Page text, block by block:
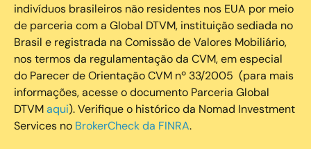
indivíduos brasileiros não residentes nos EUA por meio
de parceria com a Global DTVM, instituição sediada no
Brasil e registrada na Comissão de Valores Mobiliário,
nos termos da regulamentação da CVM, em especial
do Parecer de Orientação CVM nº 33/2005 (para mais
informações, acesse o documento Parceria Global
DTVMaqui). Verifique o histórico da Nomad Investment
Services no BrokerCheck da FINRA.